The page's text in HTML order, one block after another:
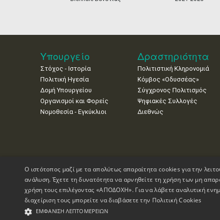
Υπουργείο
Στόχος - Ιστορία
Πολιτική Ηγεσία
Δομή Υπουργείου
Οργανισμοί και Φορείς
Νομοθεσία - Εγκύκλιοι
Δραστηριότητα
Πολιτιστική Κληρονομιά
Κόμβος «Οδυσσέας»
Σύγχρονος Πολιτισμός
Ψηφιακές Συλλογές
Διεθνώς
Πνευματικά Δικαιώματα © 1995-2026 Υπουργείο Πολιτισμού
Ο ιστότοπος μαζί με τα απολύτως απαραίτητα cookies για την
ανάλυση. Έχετε τη δυνατότητα να αρνηθείτε τη χρήση των μη
χρήση τους επιλέγοντας «ΑΠΟΔΟΧΗ». Για να λάβετε αναλυτική
διαχείριση τους μπορείτε να διαβάσετε την Πολιτική Cookies
ΕΜΦΆΝΙΣΗ ΛΕΠΤΟΜΕΡΕΙΏΝ